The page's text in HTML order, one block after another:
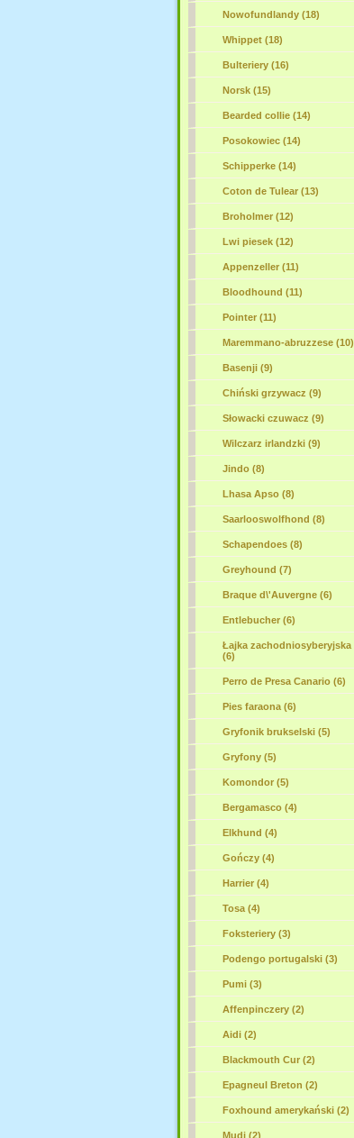
Nowofundlandy (18)
Whippet (18)
Bulteriery (16)
Norsk (15)
Bearded collie (14)
Posokowiec (14)
Schipperke (14)
Coton de Tulear (13)
Broholmer (12)
Lwi piesek (12)
Appenzeller (11)
Bloodhound (11)
Pointer (11)
Maremmano-abruzzese (10)
Basenji (9)
Chiński grzywacz (9)
Słowacki czuwacz (9)
Wilczarz irlandzki (9)
Jindo (8)
Lhasa Apso (8)
Saarlooswolfhond (8)
Schapendoes (8)
Greyhound (7)
Braque d\'Auvergne (6)
Entlebucher (6)
Łajka zachodniosyberyjska
(6)
Perro de Presa Canario (6)
Pies faraona (6)
Gryfonik brukselski (5)
Gryfony (5)
Komondor (5)
Bergamasco (4)
Elkhund (4)
Gończy (4)
Harrier (4)
Tosa (4)
Foksteriery (3)
Podengo portugalski (3)
Pumi (3)
Affenpinczery (2)
Aidi (2)
Blackmouth Cur (2)
Epagneul Breton (2)
Foxhound amerykański (2)
Mudi (2)